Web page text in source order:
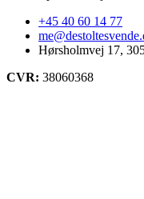
+45 40 60 14 77
Hørsholmvej 17,
CVR: 38060368